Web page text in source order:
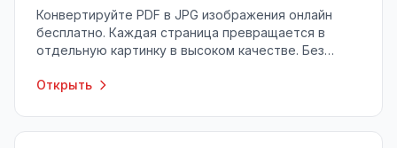
Конвертируйте PDF в JPG изображения онлайн
бесплатно. Каждая страница превращается в
отдельную картинку в высоком качестве. Без
Открыть